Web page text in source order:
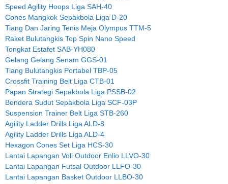
Speed Agility Hoops Liga SAH-40
Cones Mangkok Sepakbola Liga D-20
Tiang Dan Jaring Tenis Meja Olympus TTM-5
Raket Bulutangkis Top Spin Nano Speed
Tongkat Estafet SAB-YH080
Gelang Gelang Senam GGS-01
Tiang Bulutangkis Portabel TBP-05
Crossfit Training Belt Liga CTB-01
Papan Strategi Sepakbola Liga PSSB-02
Bendera Sudut Sepakbola Liga SCF-03P
Suspension Trainer Belt Liga STB-260
Agility Ladder Drills Liga ALD-8
Agility Ladder Drills Liga ALD-4
Hexagon Cones Set Liga HCS-30
Lantai Lapangan Voli Outdoor Enlio LLVO-30
Lantai Lapangan Futsal Outdoor LLFO-30
Lantai Lapangan Basket Outdoor LLBO-30